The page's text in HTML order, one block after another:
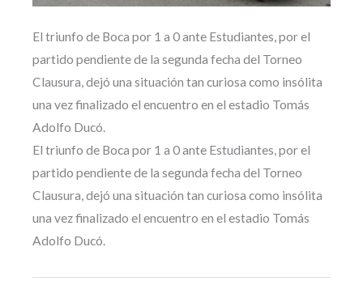
El triunfo de Boca por 1 a 0 ante Estudiantes, por el
partido pendiente de la segunda fecha del Torneo
Clausura, dejó una situación tan curiosa como insólita
una vez finalizado el encuentro en el estadio Tomás
Adolfo Ducó.
El triunfo de Boca por 1 a 0 ante Estudiantes, por el
partido pendiente de la segunda fecha del Torneo
Clausura, dejó una situación tan curiosa como insólita
una vez finalizado el encuentro en el estadio Tomás
Adolfo Ducó.